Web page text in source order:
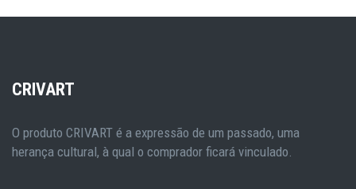
CRIVART
O produto CRIVART é a expressão de um passado, uma
herança cultural, à qual o comprador ficará vinculado.